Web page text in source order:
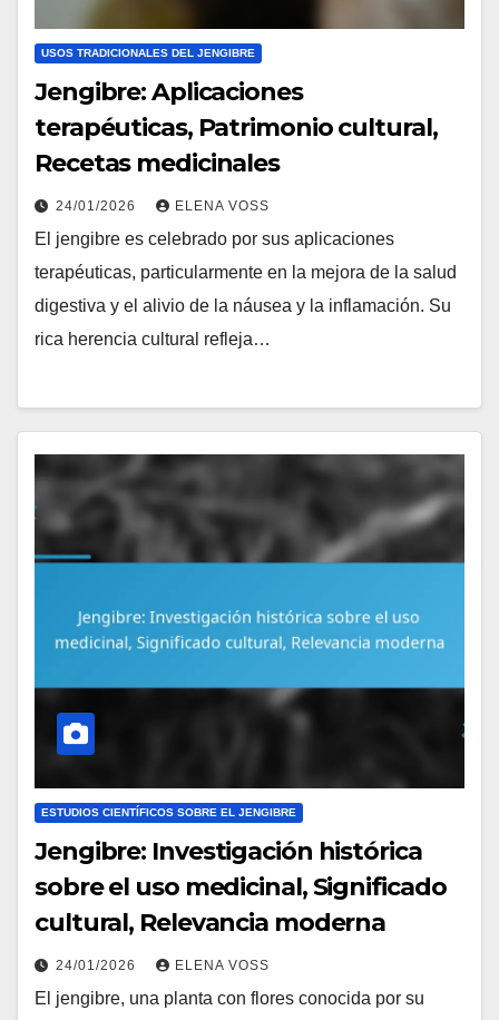
USOS TRADICIONALES DEL JENGIBRE
Jengibre: Aplicaciones
terapéuticas, Patrimonio cultural,
Recetas medicinales
24/01/2026 ELENA VOSS
El jengibre es celebrado por sus aplicaciones
terapéuticas, particularmente en la mejora de la salud
digestiva y el alivio de la náusea y la inflamación. Su
rica herencia cultural refleja…
ESTUDIOS CIENTÍFICOS SOBRE EL JENGIBRE
Jengibre: Investigación histórica
sobre el uso medicinal, Significado
cultural, Relevancia moderna
24/01/2026 ELENA VOSS
El jengibre, una planta con flores conocida por su